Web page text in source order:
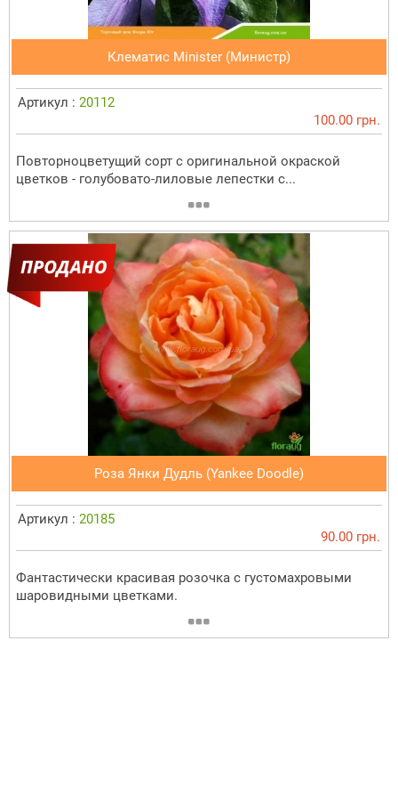
Клематис Minister (Министр)
Артикул : 20112
100.00 грн.
Повторноцветущий сорт с оригинальной окраской
цветков - голубовато-лиловые лепестки с...
Роза Янки Дудль (Yankee Doodle)
Артикул : 20185
90.00 грн.
Фантастически красивая розочка с густомахровыми
шаровидными цветками.